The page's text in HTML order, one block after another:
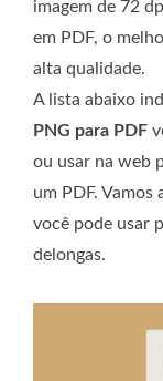
imagem de 72
em PDF, o
alta qualidade.
A lista abaixo
PNG para PDF
ou usar na web
um PDF.
você pode usar
delongas.